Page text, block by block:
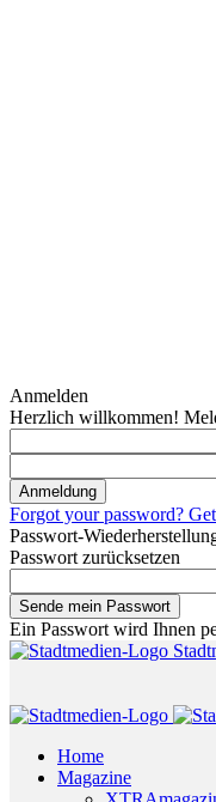
Anmelden
Herzlich willkommen!
Forgot your password?
Passwort-
Passwort zurücksetzen
Ein Passwort wird Ihnen
Home
Magazine